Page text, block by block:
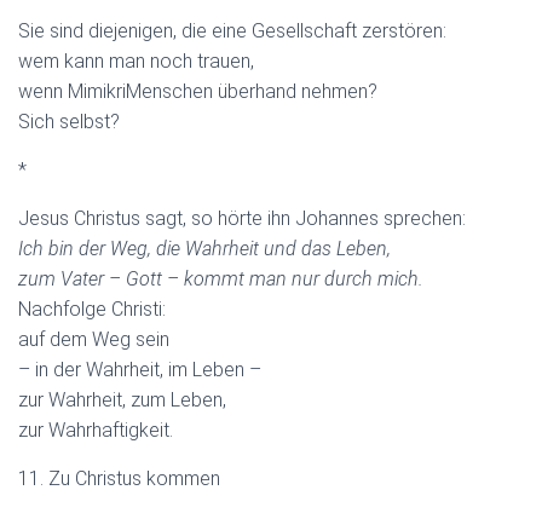
Sie sind diejenigen, die eine Gesellschaft zerstören:
wem kann man noch trauen,
wenn MimikriMenschen überhand nehmen?
Sich selbst?
*
Jesus Christus sagt, so hörte ihn Johannes sprechen:
Ich bin der Weg, die Wahrheit und das Leben,
zum Vater – Gott – kommt man nur durch mich.
Nachfolge Christi:
auf dem Weg sein
– in der Wahrheit, im Leben –
zur Wahrheit, zum Leben,
zur Wahrhaftigkeit.
11. Zu Christus kommen